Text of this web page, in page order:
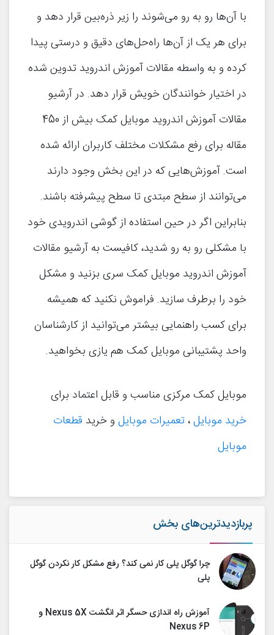
با آن‌ها رو به رو می‌شوند را زیر ذره‌بین قرار دهد و
برای هر یک از آن‌ها راه‌حل‌های دقیق و درستی پیدا
کرده و به واسطه مقالات آموزش اندروید تدوین شده
در اختیار خوانندگان خویش قرار دهد. در آرشیو
مقالات آموزش اندروید موبایل کمک بیش از 450
مقاله برای رفع مشکلات مختلف کاربران ارائه شده
است. آموزش‌هایی که در این بخش وجود دارند
می‌توانند از سطح مبتدی تا سطح پیشرفته باشند.
بنابراین اگر در حین استفاده از گوشی اندرویدی خود
با مشکلی رو به رو شدید، کافیست به آرشیو مقالات
آموزش اندروید موبایل کمک سری بزنید و مشکل
خود را برطرف سازید. فراموش نکنید که همیشه
برای کسب راهنمایی بیشتر می‌توانید از کارشناسان
واحد پشتیبانی موبایل کمک هم یازی بخواهید.
موبایل کمک مرکزی مناسب و قابل اعتماد برای
خرید موبایل،تعمیرات موبایل و خرید قطعات
موبایل
پربازدیدترین‌های بخش
چرا گوگل پلی کار نمی کند؟ رفع مشکل کار نکردن گوگل
پلی
آموزش راه اندازی حسگر اثر انگشت Nexus 5X و
Nexus 6P